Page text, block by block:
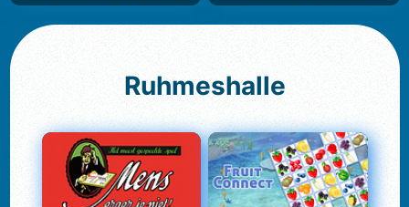
Ruhmeshalle